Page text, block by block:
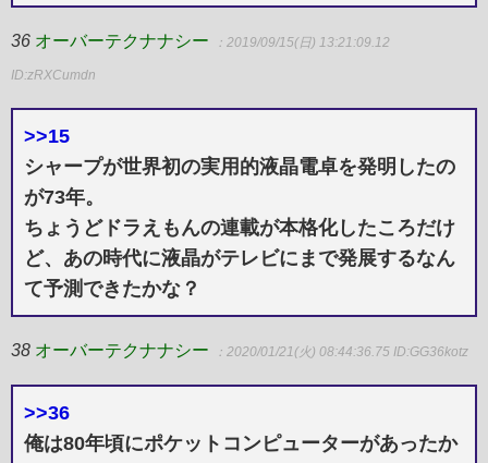
36 オーバーテクナナシー ：2019/09/15(日) 13:21:09.12
ID:zRXCumdn
>>15
シャープが世界初の実用的液晶電卓を発明したの
が73年。
ちょうどドラえもんの連載が本格化したころだけ
ど、あの時代に液晶がテレビにまで発展するなん
て予測できたかな？
38 オーバーテクナナシー ：2020/01/21(火) 08:44:36.75 ID:GG36kotz
>>36
俺は80年頃にポケットコンピューターがあったか